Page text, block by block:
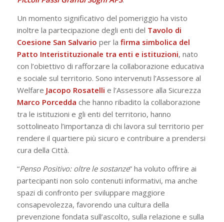
Un momento significativo del pomeriggio ha visto
inoltre la partecipazione degli enti del Tavolo di
Coesione San Salvario per la firma simbolica del
Patto Interistituzionale tra enti e istituzioni, nato
con l’obiettivo di rafforzare la collaborazione educativa
e sociale sul territorio. Sono intervenuti l’Assessore al
Welfare Jacopo Rosatelli e l’Assessore alla Sicurezza
Marco Porcedda che hanno ribadito la collaborazione
tra le istituzioni e gli enti del territorio, hanno
sottolineato l’importanza di chi lavora sul territorio per
rendere il quartiere più sicuro e contribuire a prendersi
cura della Città.
“Penso Positivo: oltre le sostanze” ha voluto offrire ai
partecipanti non solo contenuti informativi, ma anche
spazi di confronto per sviluppare maggiore
consapevolezza, favorendo una cultura della
prevenzione fondata sull’ascolto, sulla relazione e sulla